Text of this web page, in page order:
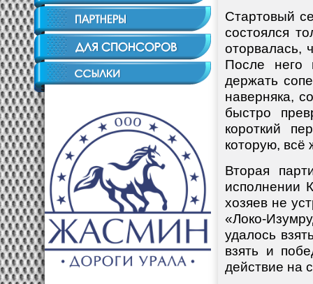
Стартовый
состоялся
оторвалась,
После него
держать
наверняка,
быстро
короткий
которую,
Вторая
исполнении
хозяев не
«Локо-
удалось
взять и
действие на